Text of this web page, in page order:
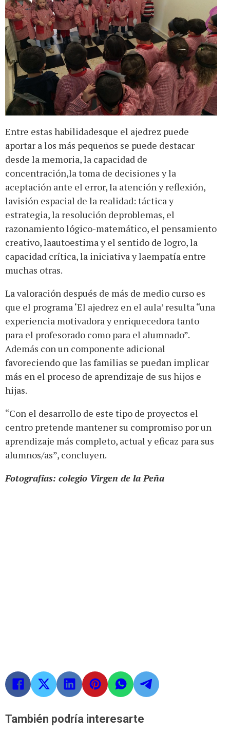
Entre estas habilidadesque el ajedrez puede
aportar a los más pequeños se puede destacar
desde la memoria, la capacidad de
concentración,la toma de decisiones y la
aceptación ante el error, la atención y reflexión,
lavisión espacial de la realidad: táctica y
estrategia, la resolución deproblemas, el
razonamiento lógico-matemático, el pensamiento
creativo, laautoestima y el sentido de logro, la
capacidad crítica, la iniciativa y laempatía entre
muchas otras.
La valoración después de más de medio curso es
que el programa ‘El ajedrez en el aula’ resulta “una
experiencia motivadora y enriquecedora tanto
para el profesorado como para el alumnado”.
Además con un componente adicional
favoreciendo que las familias se puedan implicar
más en el proceso de aprendizaje de sus hijos e
hijas.
“Con el desarrollo de este tipo de proyectos el
centro pretende mantener su compromiso por un
aprendizaje más completo, actual y eficaz para sus
alumnos/as”, concluyen.
Fotografías: colegio Virgen de la Peña
También podría interesarte